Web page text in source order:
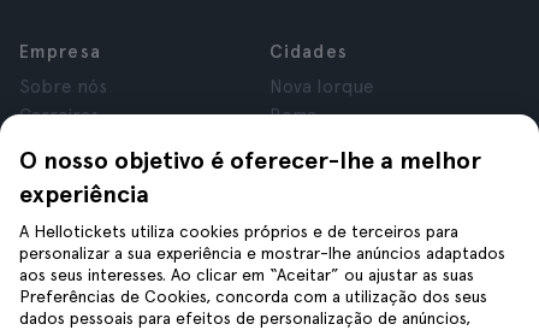
O nosso objetivo é oferecer-lhe a melhor
experiência
A Hellotickets utiliza cookies próprios e de terceiros para
personalizar a sua experiência e mostrar-lhe anúncios adaptados
aos seus interesses. Ao clicar em “Aceitar” ou ajustar as suas
Preferências de Cookies, concorda com a utilização dos seus
dados pessoais para efeitos de personalização de anúncios,
Empresa
Sobre nós
Carreiras
Avaliações
Privacidade
Termos e Condições
Aviso Legal
Cookies
Cidades
Nova Iorque
Roma
Londres
Cracóvia
Tenerife